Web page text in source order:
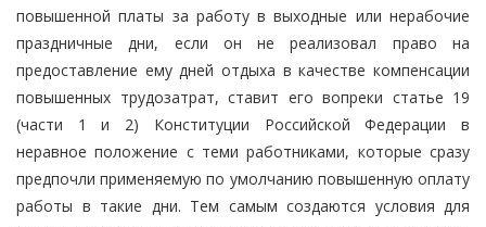
повышенной платы за работу в выходные или нерабочие
праздничные дни, если он не реализовал право на
предоставление ему дней отдыха в качестве компенсации
повышенных трудозатрат, ставит его вопреки статье 19
(части 1 и 2) Конституции Российской Федерации в
неравное положение с теми работниками, которые сразу
предпочли применяемую по умолчанию повышенную оплату
работы в такие дни. Тем самым создаются условия для